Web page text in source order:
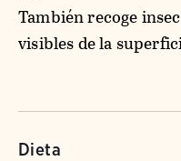
También recoge
visibles de la
Dieta